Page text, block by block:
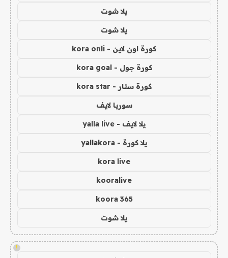
يلا شوت
يلا شوت
كورة اون لاين - kora onli
كورة جول - kora goal
كورة ستار - kora star
سوريا لايف
يلا لايف - yalla live
يلا كورة - yallakora
kora live
kooralive
koora 365
يلا شوت
!